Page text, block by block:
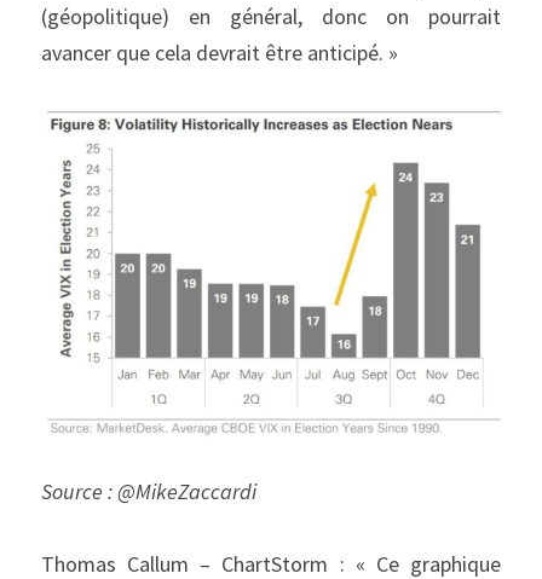
(géopolitique) en général, donc on pourrait
avancer que cela devrait être anticipé. »
Source : @MikeZaccardi
Thomas Callum – ChartStorm : « Ce graphique